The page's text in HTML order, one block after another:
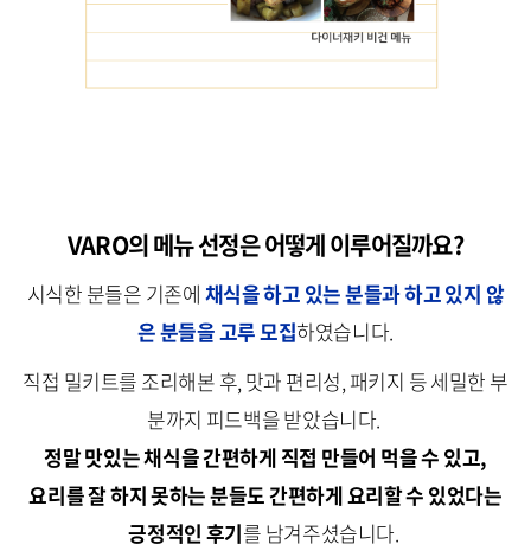
VARO의 메뉴 선정은 어떻게 이루어질까요?
시식한 분들은 기존에 채식을 하고 있는 분들과 하고 있지 않
은 분들을 고루 모집하였습니다.
직접 밀키트를 조리해본 후, 맛과 편리성, 패키지 등 세밀한 부
분까지 피드백을 받았습니다.
정말 맛있는 채식을 간편하게 직접 만들어 먹을 수 있고,
요리를 잘 하지 못하는 분들도 간편하게 요리할 수 있었다는
긍정적인 후기를 남겨주셨습니다.